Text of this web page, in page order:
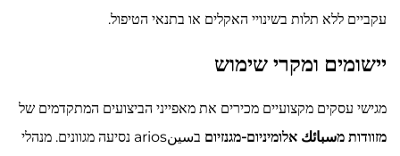
עקביים ללא תלות בשינויי האקלים או בתנאי הטיפול.
יישומים ומקרי שימוש
מגישי עסקים מקצועיים מכירים את מאפייני הביצועים המתקדמים של
מזוודות מسبائك אלומיניום-מגנזיום
בسينarios נסיעה מגוונים. מנהלי